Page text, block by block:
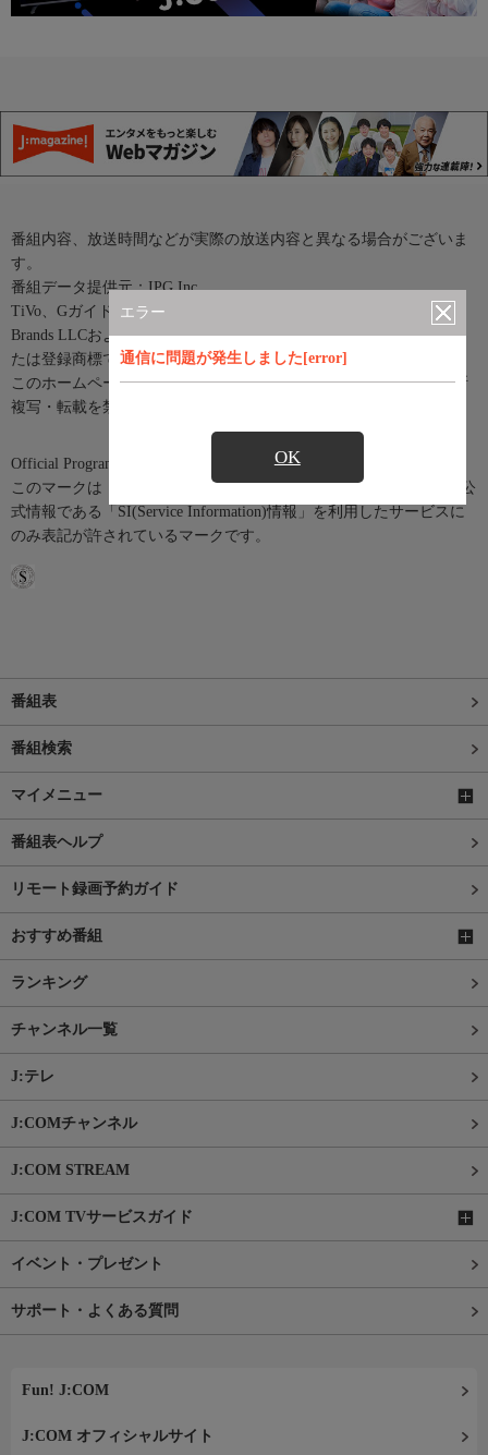
エラー
通信に問題が発生しました[error]
OK
番組内容、放送時間などが実際の放送内容と異なる場合がございま
す。
番組データ提供元：IPG Inc.
TiVo、Gガイド、G-GUIDE、およびGガイドロゴは、米国TiVo
Brands LLCおよび／またはその関連会社の日本国内における商標ま
たは登録商標です。
このホームページに掲載している記事・写真等あらゆる素材の無断
複写・転載を禁じます。
Official Program Data Mark（公式番組情報マーク）
このマークは「Official Program Data Mark」といい、テレビ番組の公
式情報である「SI(Service Information)情報」を利用したサービスに
のみ表記が許されているマークです。
番組表
番組検索
マイメニュー
番組表ヘルプ
リモート録画予約ガイド
おすすめ番組
ランキング
チャンネル一覧
J:テレ
J:COMチャンネル
J:COM STREAM
J:COM TVサービスガイド
イベント・プレゼント
サポート・よくある質問
Fun! J:COM
J:COM オフィシャルサイト